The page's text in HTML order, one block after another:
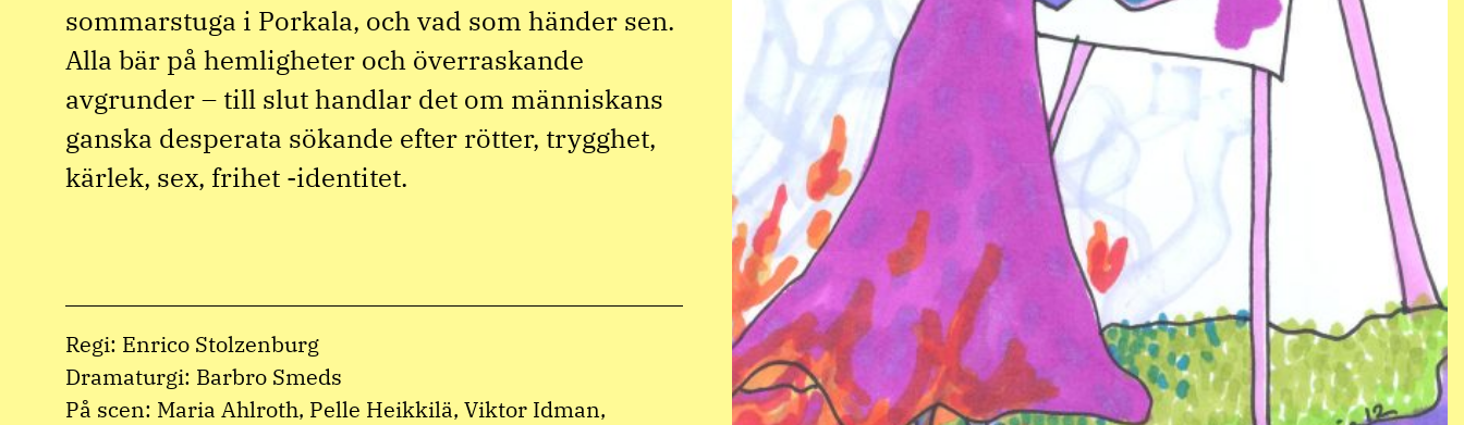
sommarstuga i Porkala, och vad som händer sen.
Alla bär på hemligheter och överraskande
avgrunder – till slut handlar det om människans
ganska desperata sökande efter rötter, trygghet,
kärlek, sex, frihet -identitet.
Regi: Enrico Stolzenburg
Dramaturgi: Barbro Smeds
På scen: Maria Ahlroth, Pelle Heikkilä, Viktor Idman,